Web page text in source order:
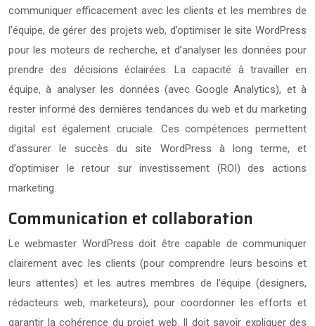
communiquer efficacement avec les clients et les membres de
l’équipe, de gérer des projets web, d’optimiser le site WordPress
pour les moteurs de recherche, et d’analyser les données pour
prendre des décisions éclairées. La capacité à travailler en
équipe, à analyser les données (avec Google Analytics), et à
rester informé des dernières tendances du web et du marketing
digital est également cruciale. Ces compétences permettent
d’assurer le succès du site WordPress à long terme, et
d’optimiser le retour sur investissement (ROI) des actions
marketing.
Communication et collaboration
Le webmaster WordPress doit être capable de communiquer
clairement avec les clients (pour comprendre leurs besoins et
leurs attentes) et les autres membres de l’équipe (designers,
rédacteurs web, marketeurs), pour coordonner les efforts et
garantir la cohérence du projet web. Il doit savoir expliquer des